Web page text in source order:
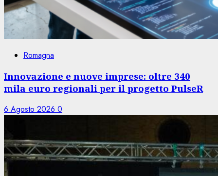
Romagna
Innovazione e nuove imprese: oltre 340
mila euro regionali per il progetto PulseR
6 Agosto 2026 0